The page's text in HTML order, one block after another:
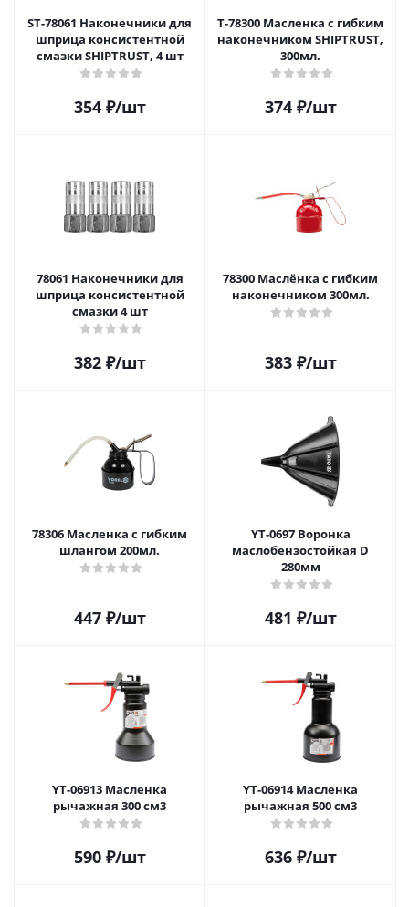
ST-78061 Наконечники для
шприца консистентной
смазки SHIPTRUST, 4 шт
354₽/шт
T-78300 Масленка с гибким
наконечником SHIPTRUST,
300мл.
374₽/шт
78061 Наконечники для
шприца консистентной
смазки 4 шт
382₽/шт
78300 Маслёнка с гибким
наконечником 300мл.
383₽/шт
78306 Масленка с гибким
шлангом 200мл.
447₽/шт
YT-0697 Воронка
маслобензостойкая D
280мм
481 ₽/шт
YT-06913 Масленка
рычажная 300 см3
590₽/шт
YT-06914 Масленка
рычажная 500 см3
636₽/шт